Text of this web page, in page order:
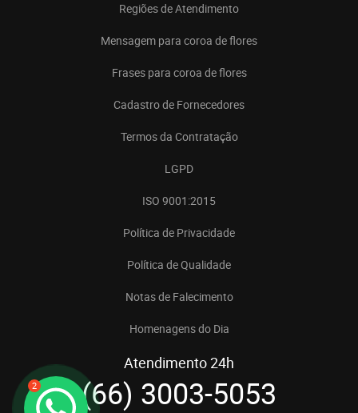
2
Regiões de Atendimento
Mensagem para coroa de flores
Frases para coroa de flores
Cadastro de Fornecedores
Termos da Contratação
LGPD
ISO 9001:2015
Política de Privacidade
Política de Qualidade
Notas de Falecimento
Homenagens do Dia
Atendimento 24h
(66) 3003-5053